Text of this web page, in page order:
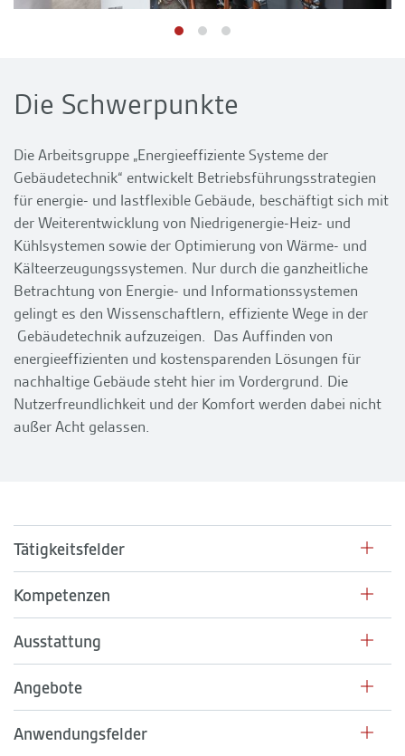
Die Schwerpunkte
Die Arbeitsgruppe „Energieeffiziente Systeme der
Gebäudetechnik“ entwickelt Betriebsführungsstrategien
für energie- und lastflexible Gebäude, beschäftigt sich mit
der Weiterentwicklung von Niedrigenergie-Heiz- und
Kühlsystemen sowie der Optimierung von Wärme- und
Kälteerzeugungssystemen. Nur durch die ganzheitliche
Betrachtung von Energie- und Informationssystemen
gelingt es den Wissenschaftlern, effiziente Wege in der
Gebäudetechnik aufzuzeigen. Das Auffinden von
energieeffizienten und kostensparenden Lösungen für
nachhaltige Gebäude steht hier im Vordergrund. Die
Nutzerfreundlichkeit und der Komfort werden dabei nicht
außer Acht gelassen.
Tätigkeitsfelder
Kompetenzen
Ausstattung
Angebote
Anwendungsfelder